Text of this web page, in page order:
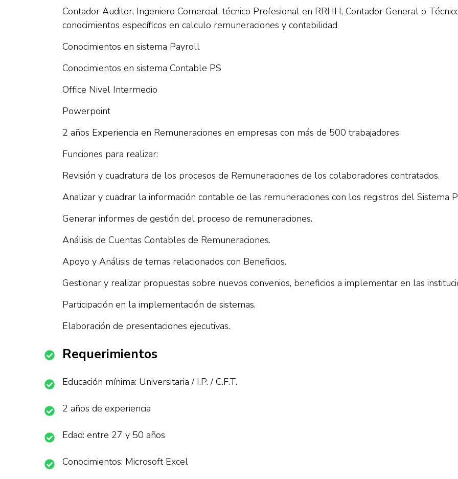
Contador Auditor, Ingeniero Comercial, técnico Profesional en RRHH, Contador General o
conocimientos específicos en calculo remuneraciones y contabilidad
Conocimientos en sistema Payroll
Conocimientos en sistema Contable PS
Office Nivel Intermedio
Powerpoint
2 años Experiencia en Remuneraciones en empresas con más de 500 trabajadores
Funciones para realizar:
Revisión y cuadratura de los procesos de Remuneraciones de los colaboradores contratados.
Analizar y cuadrar la información contable de las remuneraciones con los registros del Sistema
Generar informes de gestión del proceso de remuneraciones.
Análisis de Cuentas Contables de Remuneraciones.
Apoyo y Análisis de temas relacionados con Beneficios.
Gestionar y realizar propuestas sobre nuevos convenios, beneficios a implementar en las
Participación en la implementación de sistemas.
Elaboración de presentaciones ejecutivas.
Requerimientos
Educación mínima: Universitaria / I.P. / C.F.T.
2 años de experiencia
Edad: entre 27 y 50 años
Conocimientos: Microsoft Excel